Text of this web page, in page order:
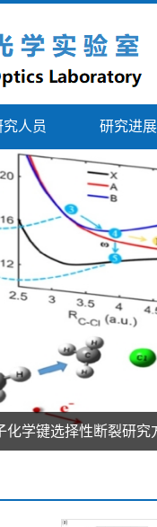
究人员 研究进展
化学键选择性断裂研究